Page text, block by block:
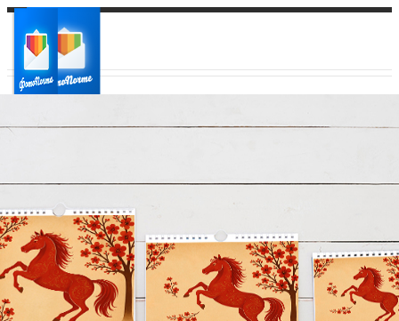
Ваш регион доставки
Выберите из списка: